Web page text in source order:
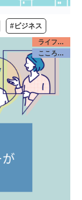
#ビジネス
ライフデザイン／みんな
こころケア